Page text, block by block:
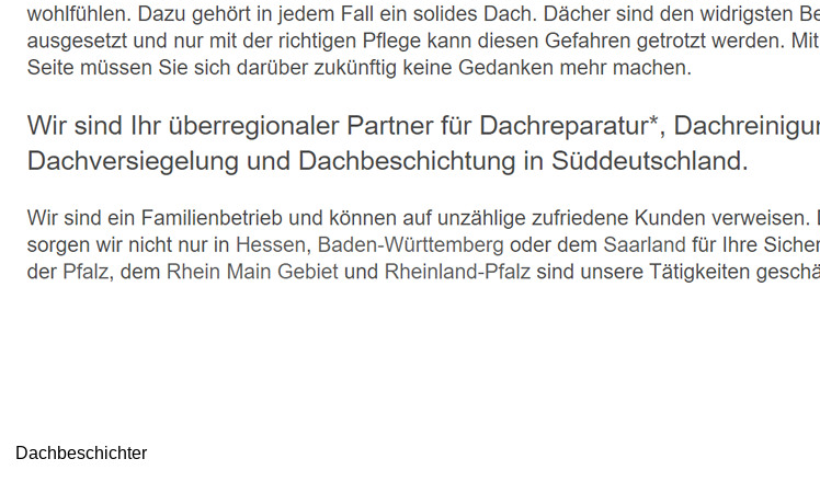
Dachbeschichter